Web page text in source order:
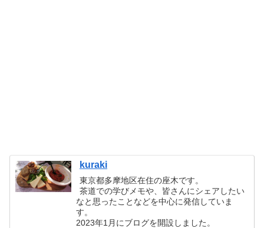
kuraki
東京都多摩地区在住の座木です。
茶道での学びメモや、皆さんにシェアしたい
なと思ったことなどを中心に発信していま
す。
2023年1月にブログを開設しました。